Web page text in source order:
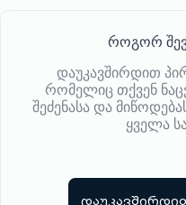
როგორ
დაუკავშირდით
რომელიც თქვენ
შეძენასა და
ყველა